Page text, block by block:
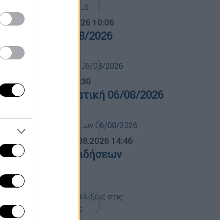
Ελλάδος... 06.08.2026 10:06
Ελλάδος 06/08/2026
06.08.2026 14:30
στην νοηματική 06/08/2026
06.08.2026 14:46
δελτίο ειδήσεων